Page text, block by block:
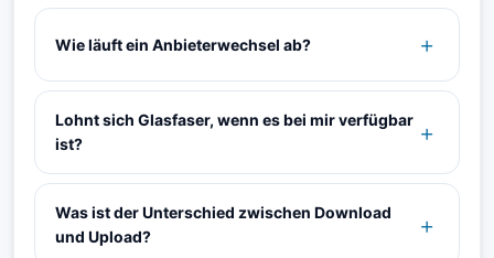
Wie läuft ein Anbieterwechsel ab?
Lohnt sich Glasfaser, wenn es bei mir verfügbar
ist?
Was ist der Unterschied zwischen Download
und Upload?